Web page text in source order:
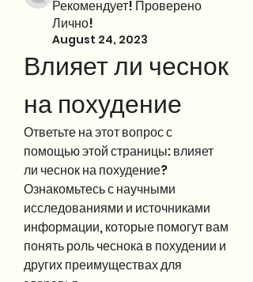
Рекомендует! Проверено
Лично!
August 24, 2023
Влияет ли чеснок
на похудение
Ответьте на этот вопрос с
помощью этой страницы: влияет
ли чеснок на похудение?
Ознакомьтесь с научными
исследованиями и источниками
информации, которые помогут вам
понять роль чеснока в похудении и
других преимуществах для